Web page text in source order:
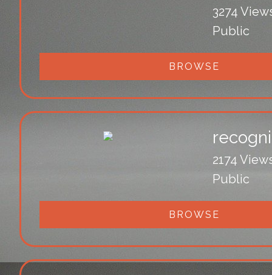
3274
Public
BROWSE
2174
Public
BROWSE